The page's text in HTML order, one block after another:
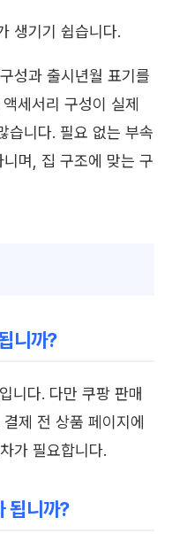
생기기 쉽습니다.
성과 출시년월 표기를
세서리 구성이 실제
습니다. 필요 없는 부속
며, 집 구조에 맞는 구
니까?
입니다. 다만 쿠팡 판매
제 전 상품 페이지에
가 필요합니다.
됩니까?